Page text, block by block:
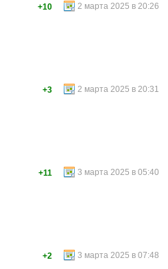
2 марта 2025 в 20:26
+10
2 марта 2025 в 20:31
+3
3 марта 2025 в 05:40
+11
3 марта 2025 в 07:48
+2